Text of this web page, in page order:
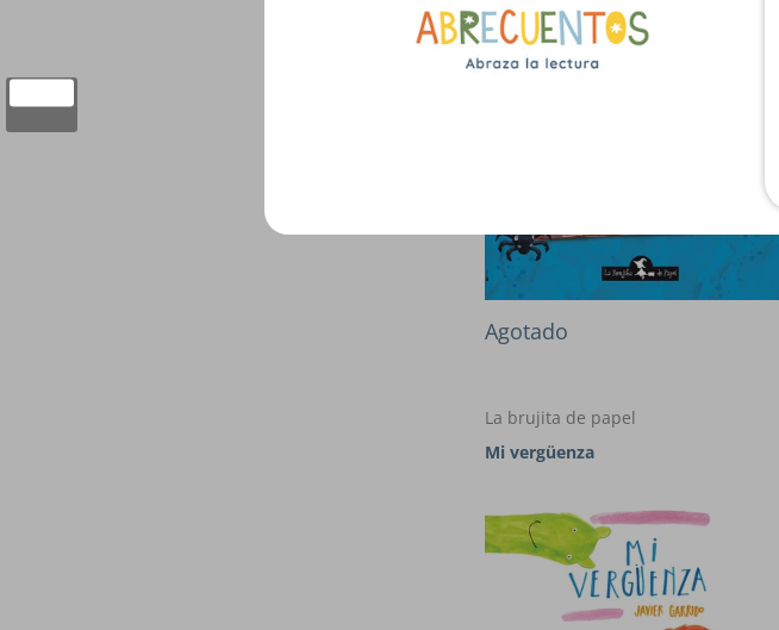
Agotado
La brujita de papel
Mi vergüenza